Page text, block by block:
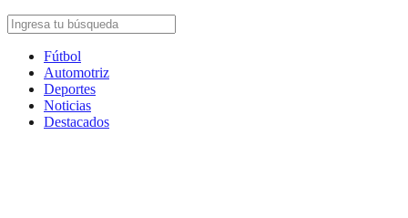
Fútbol
Automotriz
Deportes
Noticias
Destacados